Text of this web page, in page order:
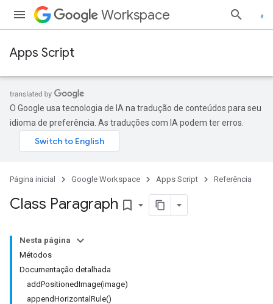
Workspace
Apps Script
O Google usa tecnologia de IA na tradução de conteúdos para seu
idioma de preferência. As traduções com IA podem ter erros.
Página inicial Google Workspace Apps Script Referência
Class Paragraph bookmark_border
Nesta página
Métodos
Documentação detalhada
addPositionedImage(image)
appendHorizontalRule()